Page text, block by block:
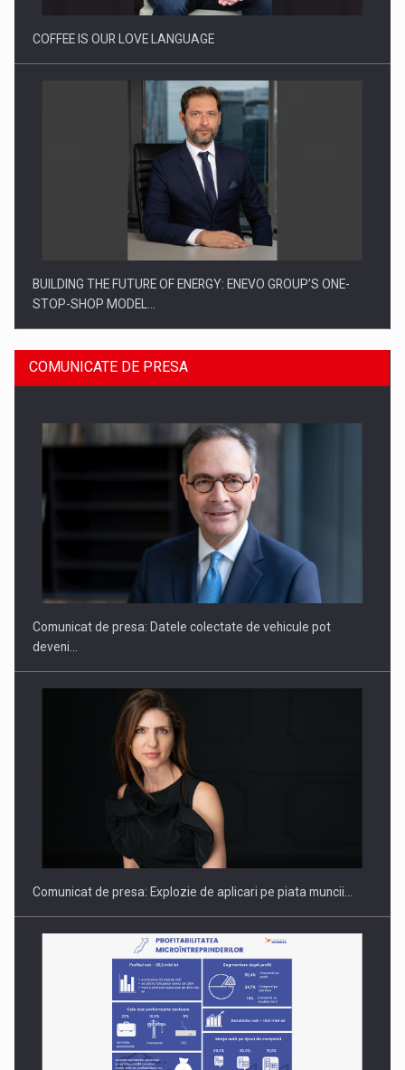
COFFEE IS OUR LOVE LANGUAGE
BUILDING THE FUTURE OF ENERGY: ENEVO GROUP’S ONE-
STOP-SHOP MODEL…
ROOTED IN ROMANIA, BUILT TO DELIVER TECHNOLOGY FOR
PUTTING ROMANIAN CORPORATE COMPANIES ON THE
INTERNATIONAL BUSINESS SCENE
COMUNICATE DE PRESA
Comunicat de presa: Datele colectate de vehicule pot
deveni…
Comunicat de presa: Explozie de aplicari pe piata muncii…